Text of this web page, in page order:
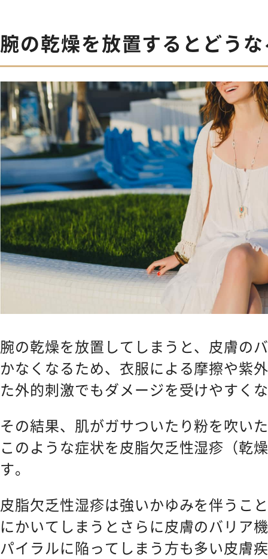
腕の乾燥を放置するとどう
腕の乾燥を放置してしまうと、皮膚の
かなくなるため、衣服による摩擦や紫
た外的刺激でもダメージを受けやすく
その結果、肌がガサついたり粉を吹い
このような症状を皮脂欠乏性湿疹（乾
す。
皮脂欠乏性湿疹は強いかゆみを伴うこ
にかいてしまうとさらに皮膚のバリア
パイラルに陥ってしまう方も多い皮膚